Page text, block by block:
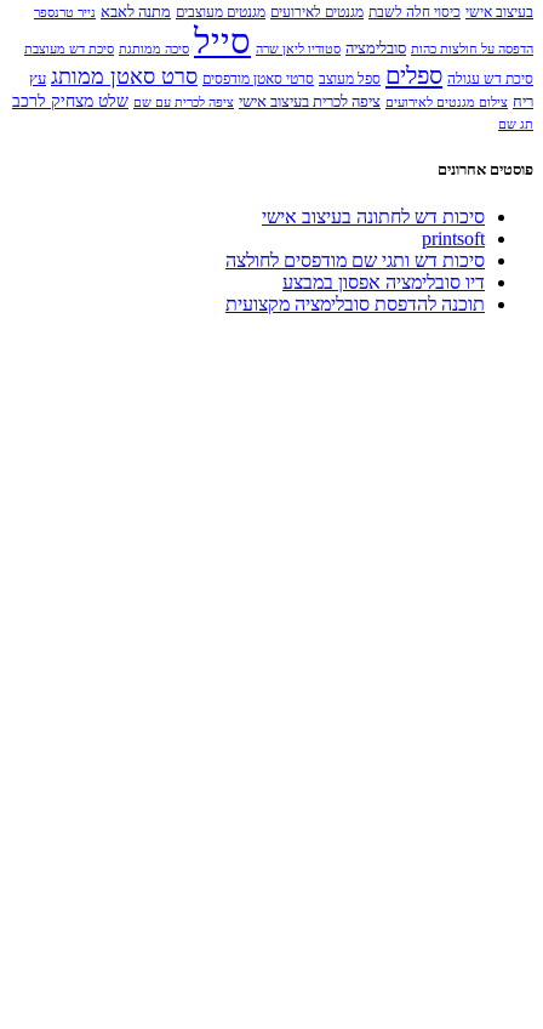
בעיצוב אישי כיסוי חלה לשבת מגנטים לאירועים מגנטים מעוצבים מתנה לאבא נייר טרנספר
הדפסה על חולצות כהות סובלימציה סטודיו ליאן שרה סייל סיכה ממותגת סיכת דש מעוצבת
סיכת דש עגולה ספלים ספל מעוצב סרטי סאטן מודפסים סרט סאטן ממותג עץ
ריח צילום מגנטים לאירועים ציפה לכרית בעיצוב אישי ציפה לכרית עם שם שלט מצחיק לרכב
תג שם
פוסטים אחרונים
סיכות דש לחתונה בעיצוב אישי
printsoft
סיכות דש ותגי שם מודפסים לחולצה
דיו סובלימציה אפסון במבצע
תוכנה להדפסת סובלימציה מקצועית